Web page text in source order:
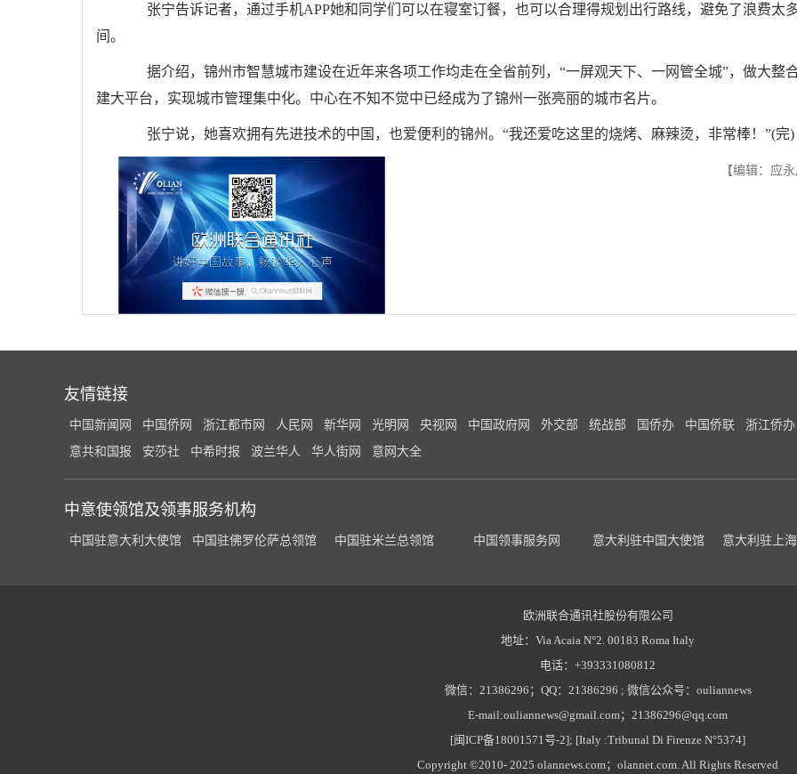
张宁告诉记者，通过手机APP她和同学们可以在寝室订餐，也可以合理得规划出行路线，避免了浪费太
间。
据介绍，锦州市智慧城市建设在近年来各项工作均走在全省前列，“一屏观天下、一网管全城”，做大整合
建大平台，实现城市管理集中化。中心在不知不觉中已经成为了锦州一张亮丽的城市名片。
张宁说，她喜欢拥有先进技术的中国，也爱便利的锦州。“我还爱吃这里的烧烤、麻辣烫，非常棒！”(完)
【编辑：应永
友情链接
中国新闻网 中国侨网 浙江都市网 人民网 新华网 光明网 央视网 中国政府网 外交部 统战部 国侨办 中国侨联 浙江侨办
意共和国报
安莎社 中希时报 波兰华人 华人街网 意网大全
中意使领馆及领事服务机构
中国驻意大利大使馆 中国驻佛罗伦萨总领馆 中国驻米兰总领馆 中国领事服务网 意大利驻中国大使馆 意大利驻上
欧洲联合通讯社股份有限公司
地址：Via Acaia N°2. 00183 Roma Italy
电话：+393331080812
微信：21386296；QQ：21386296 ; 微信公众号：ouliannews
E-mail:ouliannews@gmail.com；21386296@qq.com
[闽ICP备18001571号-2]; [Italy :Tribunal Di Firenze N°5374]
Copyright ©2010- 2025 olannews.com；olannet.com. All Rights Reserved